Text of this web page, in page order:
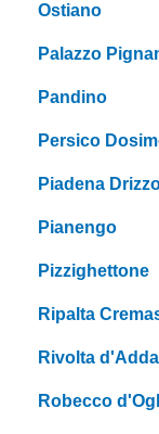
Ostiano
Palazzo
Pandino
Persico
Piadena
Pianengo
Pizzighettone
Ripalta
Rivolta d'Adda
Robecco